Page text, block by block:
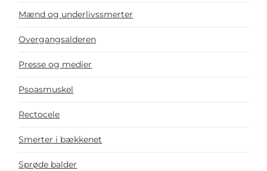
Mænd og underlivssmerter
Overgangsalderen
Presse og medier
Psoasmuskel
Rectocele
Smerter i bækkenet
Sprøde balder